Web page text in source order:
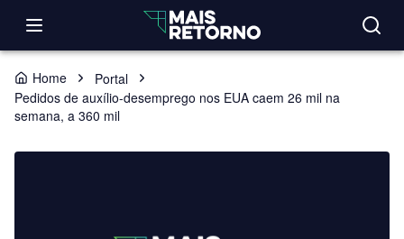
Home
Portal
Pedidos de auxílio-desemprego nos EUA caem 26 mil na
semana, a 360 mil